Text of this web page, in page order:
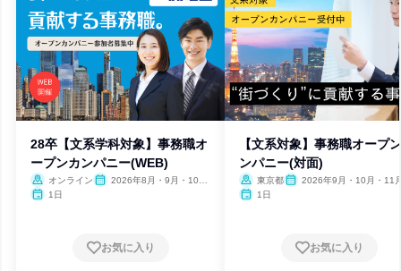
28卒【文系学科対象】事務職オ
ープンカンパニー(WEB)
オンライン
2026年8月・9月・10
1日
お気に入り
【文系対象】事務職オープ
ンパニー(対面)
東京都
2026年9月・10月・11
1日
お気に入り